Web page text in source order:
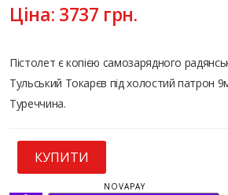
Ціна: 3737 грн.
Пістолет є копією самозарядного
Тульський Токарєв під холостий патрон
Туреччина.
КУПИТИ
NOVAPAY